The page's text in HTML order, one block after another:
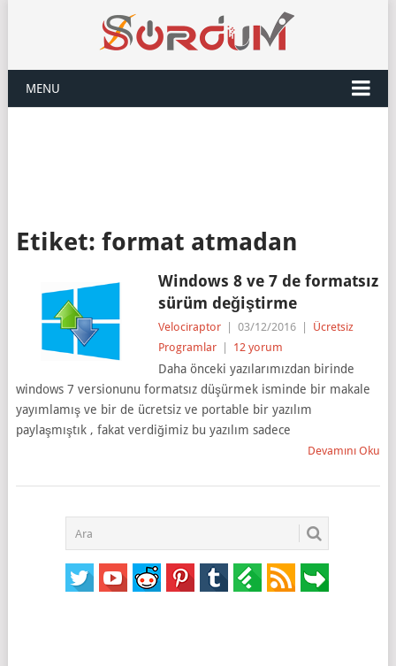
MENU
Etiket: format atmadan
Windows 8 ve 7 de formatsız
sürüm değiştirme
Velociraptor 03/12/2016
Ücretsiz
Programlar
12 yorum
Daha önceki yazılarımızdan birinde
windows 7 versionunu formatsız düşürmek isminde bir makale
yayımlamış ve bir de ücretsiz ve portable bir yazılım
paylaşmıştık , fakat verdiğimiz bu yazılım sadece
Devamını Oku